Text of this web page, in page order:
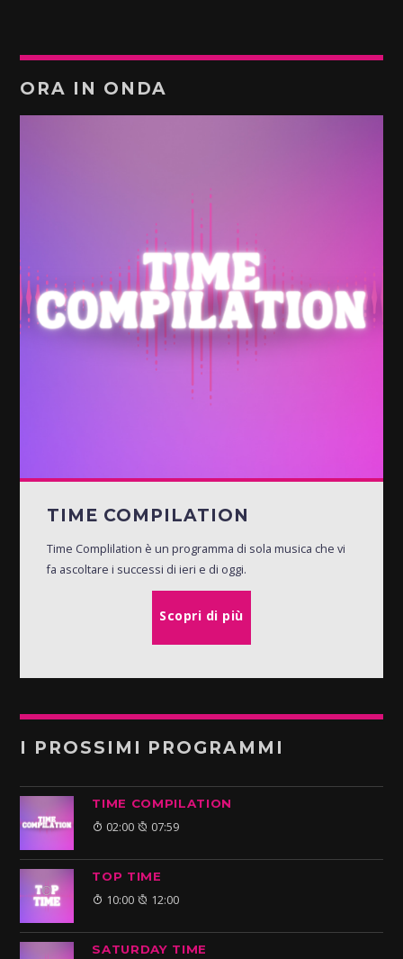
ORA IN ONDA
TIME COMPILATION
Time Complilation è un programma di sola musica che vi
fa ascoltare i successi di ieri e di oggi.
Scopri di più
I PROSSIMI PROGRAMMI
TIME COMPILATION
02:00 07:59
TOP TIME
10:00 12:00
SATURDAY TIME